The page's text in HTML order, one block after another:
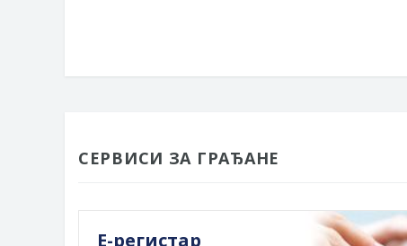
СЕРВИСИ ЗА ГРАЂАНЕ
Е-регистар